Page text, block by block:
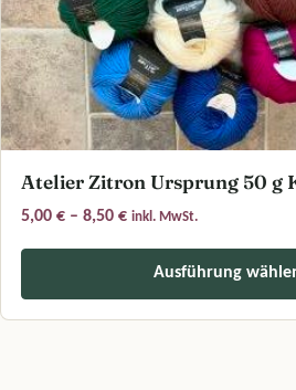
Atelier Zitron Ursprung 50 g
5,00 € – 8,50 €Preisspanne: 5,00 € bis
inkl. MwSt.
Ausführung